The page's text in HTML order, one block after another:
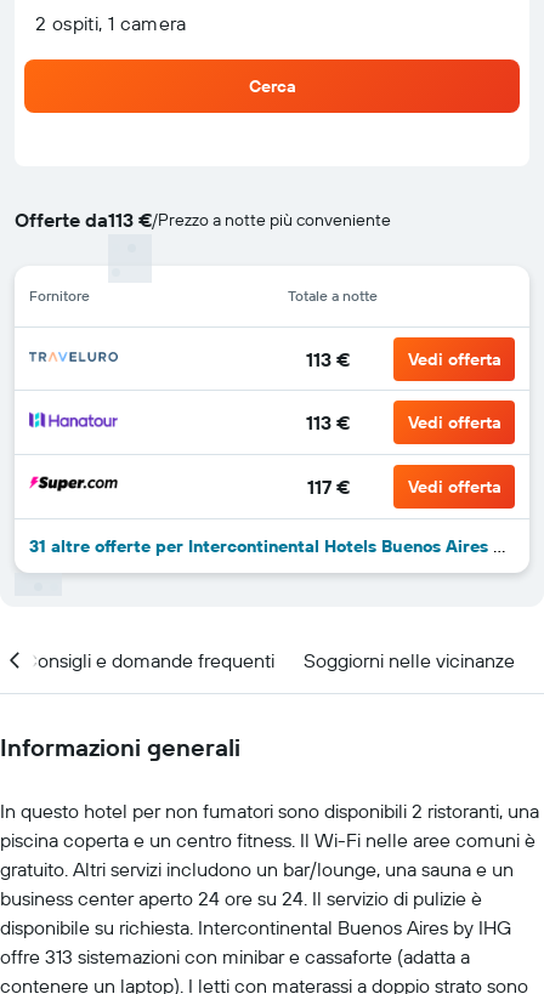
2 ospiti, 1 camera
Cerca
Offerte da113 €/Prezzo a notte più conveniente
Fornitore Totale a notte
113 € Vedi offerta
113 € Vedi offerta
117 € Vedi offerta
31 altre offerte per Intercontinental Hotels Buenos Aires By IHG
Consigli e domande frequenti Soggiorni nelle vicinanze
Informazioni generali
In questo hotel per non fumatori sono disponibili 2 ristoranti, una
piscina coperta e un centro fitness. Il Wi-Fi nelle aree comuni è
gratuito. Altri servizi includono un bar/lounge, una sauna e un
business center aperto 24 ore su 24. Il servizio di pulizie è
disponibile su richiesta. Intercontinental Buenos Aires by IHG
offre 313 sistemazioni con minibar e cassaforte (adatta a
contenere un laptop). I letti con materassi a doppio strato sono